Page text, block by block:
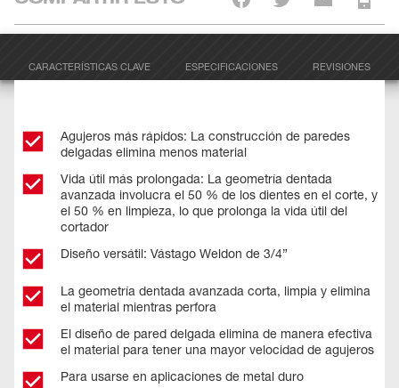
CARACTERÍSTICAS CLAVE ESPECIFICACIONES REVISIONES
Agujeros más rápidos: La construcción de paredes
delgadas elimina menos material
Vida útil más prolongada: La geometría dentada
avanzada involucra el 50 % de los dientes en el corte, y
el 50 % en limpieza, lo que prolonga la vida útil del
cortador
Diseño versátil: Vástago Weldon de 3/4”
La geometría dentada avanzada corta, limpia y elimina
el material mientras perfora
El diseño de pared delgada elimina de manera efectiva
el material para tener una mayor velocidad de agujeros
Para usarse en aplicaciones de metal duro